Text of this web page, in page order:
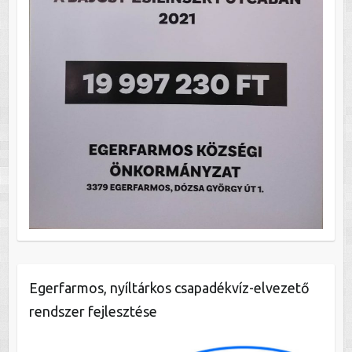
Egerfarmos, nyíltárkos csapadékvíz-elvezető
rendszer fejlesztése